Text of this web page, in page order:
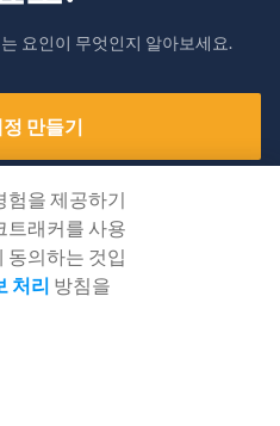
요인이 무엇인지 알아보세요.
만들기
험을 제공하기
트래커를 사용
동의하는 것입
처리 방침을